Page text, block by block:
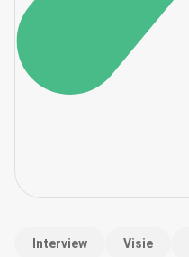
Interview Visie